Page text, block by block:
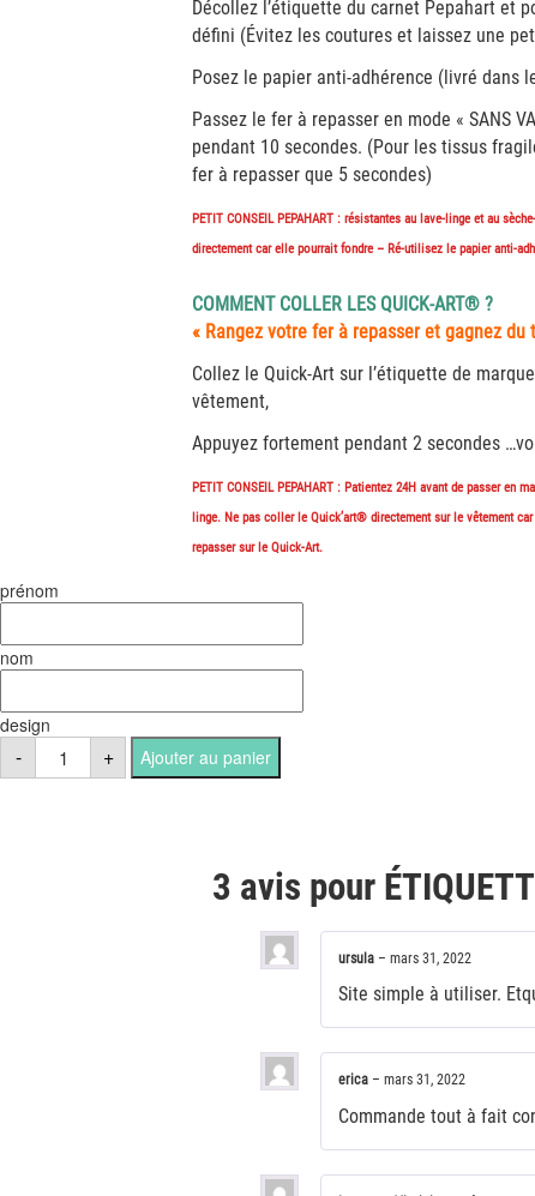
Décollez l’étiquette du carnet Pepahart et
défini (Évitez les coutures et laissez une
Posez le papier anti-adhérence (livré dans
Passez le fer à repasser en mode « SANS
pendant 10 secondes. (Pour les tissus
fer à repasser que 5 secondes)
PETIT CONSEIL PEPAHART : résistantes au lave-linge et au
directement car elle pourrait fondre – Ré-utilisez le papier anti-
COMMENT COLLER LES QUICK-ART® ?
« Rangez votre fer à repasser et gagnez du
Collez le Quick-Art sur l’étiquette de
vêtement,
Appuyez fortement pendant 2 secondes
PETIT CONSEIL PEPAHART : Patientez 24H avant de passer en
linge. Ne pas coller le Quick’art® directement sur le vêtement
repasser sur le Quick-Art.
prénom
nom
design
- quantité
ÉTIQUETTES
+ Ajouter au panier
3 avis pour
ursula – mars 31, 2022
Site simple à utiliser.
erica – mars 31, 2022
Commande tout à fait